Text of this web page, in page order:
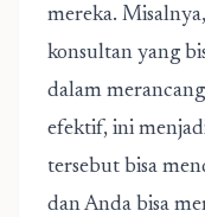
mereka.
konsultan yang
dalam
efektif, ini
tersebut bisa
dan Anda bisa